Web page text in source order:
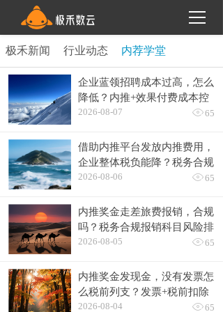
极禾新闻 行业动态 内荐学堂
企业蓝领招聘成本过高，怎么
降低？内推+效果付费成本控
制实战
2026-08-07 65
借助内推平台发放内推费用，
企业整体税负能降？税务合规
税负测算+优化方案
2026-08-06 65
内推奖金走差旅费报销，合规
吗？税务合规报销科目风险排
查
2026-08-05 65
内推奖金发现金，没有发票怎
么税前列支？发票+税前扣除
凭证替代方案
2026-08-04 65